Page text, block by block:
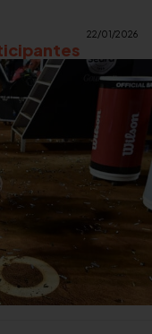
22/01/2026